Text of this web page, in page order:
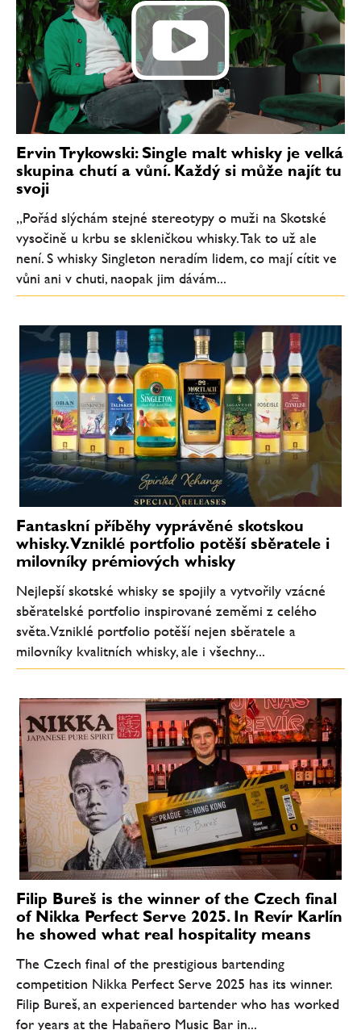
Ervin Trykowski: Single malt whisky je velká
skupina chutí a vůní. Každý si může najít tu
svoji
„Pořád slýchám stejné stereotypy o muži na Skotské
vysočině u krbu se skleničkou whisky. Tak to už ale
není. S whisky Singleton neradím lidem, co mají cítit ve
vůni ani v chuti, naopak jim dávám...
Fantaskní příběhy vyprávěné skotskou
whisky. Vzniklé portfolio potěší sběratele i
milovníky prémiových whisky
Nejlepší skotské whisky se spojily a vytvořily vzácné
sběratelské portfolio inspirované zeměmi z celého
světa. Vzniklé portfolio potěší nejen sběratele a
milovníky kvalitních whisky, ale i všechny...
Filip Bureš is the winner of the Czech final
of Nikka Perfect Serve 2025. In Revír Karlín
he showed what real hospitality means
The Czech final of the prestigious bartending
competition Nikka Perfect Serve 2025 has its winner.
Filip Bureš, an experienced bartender who has worked
for years at the Habañero Music Bar in...